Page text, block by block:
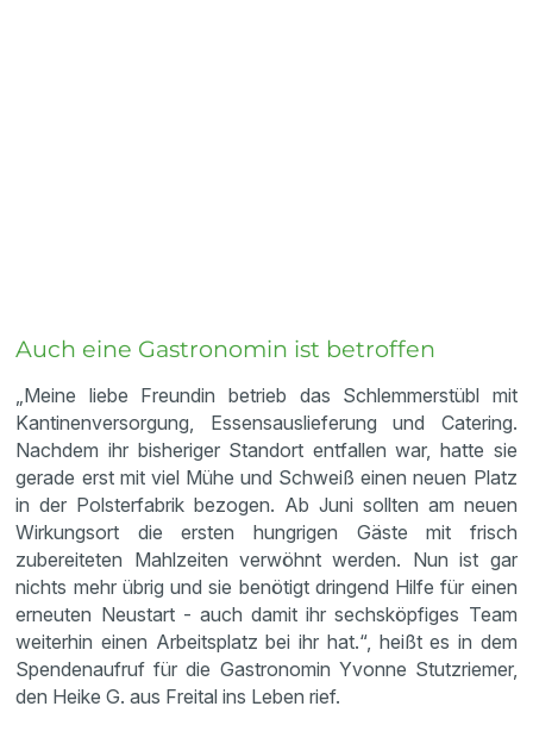
Auch eine Gastronomin ist betroffen
„Meine liebe Freundin betrieb das Schlemmerstübl mit
Kantinenversorgung, Essensauslieferung und Catering.
Nachdem ihr bisheriger Standort entfallen war, hatte sie
gerade erst mit viel Mühe und Schweiß einen neuen Platz
in der Polsterfabrik bezogen. Ab Juni sollten am neuen
Wirkungsort die ersten hungrigen Gäste mit frisch
zubereiteten Mahlzeiten verwöhnt werden. Nun ist gar
nichts mehr übrig und sie benötigt dringend Hilfe für einen
erneuten Neustart - auch damit ihr sechsköpfiges Team
weiterhin einen Arbeitsplatz bei ihr hat.“, heißt es in dem
Spendenaufruf für die Gastronomin Yvonne Stutzriemer,
den Heike G. aus Freital ins Leben rief.